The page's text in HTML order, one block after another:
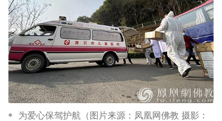
为爱心保驾护航（图片来源：凤凰网佛教 摄影：